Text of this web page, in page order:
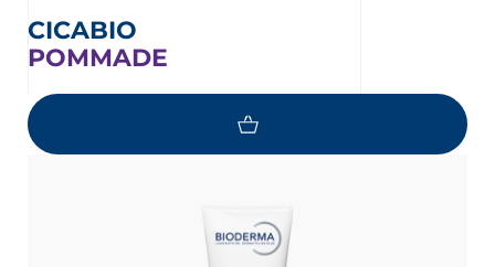
CICABIO
POMMADE